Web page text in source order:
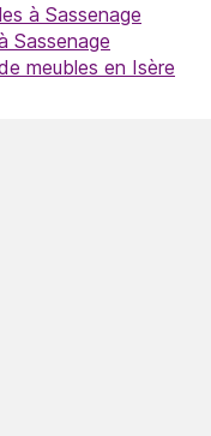
à Sassenage
Sassenage
meubles en Isère